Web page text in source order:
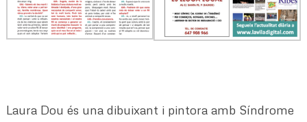
Laura Dou és una dibuixant i pintora amb Síndrome